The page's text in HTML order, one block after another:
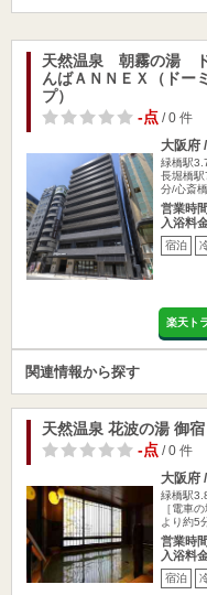
天然温泉 朝霧の湯 ド
んばＡＮＮＥＸ（ド
プ）
-点/ 0 件
大阪府
緑橋駅
長堀橋
分/心斎
営業時間
入浴料
宿泊
楽天ト
関連情報から探す
天然温泉 花波の湯 御
-点/ 0 件
大阪府
緑橋駅
［電車
より約5
営業時
入浴料
宿泊